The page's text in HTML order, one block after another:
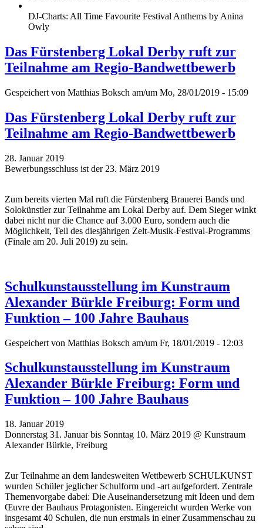
DJ-Charts: All Time Favourite Festival Anthems by Anina
Owly
Das Fürstenberg Lokal Derby ruft zur
Teilnahme am Regio-Bandwettbewerb
Gespeichert von Matthias Boksch am/um Mo, 28/01/2019 - 15:09
Das Fürstenberg Lokal Derby ruft zur
Teilnahme am Regio-Bandwettbewerb
28. Januar 2019
Bewerbungsschluss ist der 23. März 2019
Zum bereits vierten Mal ruft die Fürstenberg Brauerei Bands und
Solokünstler zur Teilnahme am Lokal Derby auf. Dem Sieger winkt
dabei nicht nur die Chance auf 3.000 Euro, sondern auch die
Möglichkeit, Teil des diesjährigen Zelt-Musik-Festival-Programms
(Finale am 20. Juli 2019) zu sein.
Schulkunstausstellung im Kunstraum
Alexander Bürkle Freiburg: Form und
Funktion – 100 Jahre Bauhaus
Gespeichert von Matthias Boksch am/um Fr, 18/01/2019 - 12:03
Schulkunstausstellung im Kunstraum
Alexander Bürkle Freiburg: Form und
Funktion – 100 Jahre Bauhaus
18. Januar 2019
Donnerstag 31. Januar bis Sonntag 10. März 2019 @ Kunstraum
Alexander Bürkle, Freiburg
Zur Teilnahme an dem landesweiten Wettbewerb SCHULKUNST
wurden Schüler jeglicher Schulform und -art aufgefordert. Zentrale
Themenvorgabe dabei: Die Auseinandersetzung mit Ideen und dem
Œuvre der Bauhaus Protagonisten. Eingereicht wurden Werke von
insgesamt 40 Schulen, die nun erstmals in einer Zusammenschau zu